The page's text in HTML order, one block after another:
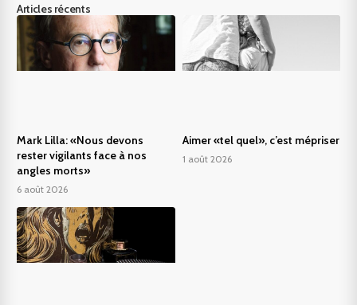
Articles récents
Mark Lilla: «Nous devons
rester vigilants face à nos
angles morts»
6 août 2026
Aimer «tel quel», c’est mépriser
1 août 2026